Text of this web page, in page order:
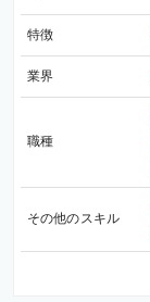
特徴
業界
職種
その他のスキル